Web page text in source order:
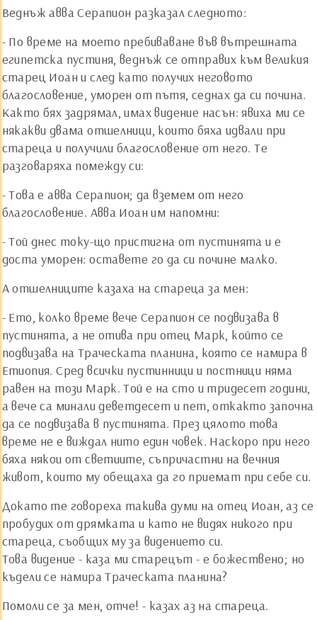
Веднъж авва Серапион разказал следното:
- По време на моето пребиваване във вътрешната
египетска пустиня, веднъж се отправих към великия
старец Иоан и след като получих неговото
благословение, уморен от пътя, седнах да си почина.
Както бях задрямал, имах видение насън: явиха ми се
някакви двама отшелници, които бяха идвали при
стареца и получили благословение от него. Те
разговаряха помежду си:
- Това е авва Серапион; да вземем от него
благословение. Авва Иоан им напомни:
- Той днес току-що пристигна от пустинята и е
доста уморен: оставете го да си почине малко.
А отшелниците казаха на стареца за мен:
- Ето, колко време вече Серапион се подвизава в
пустинята, а не отива при отец Марк, който се
подвизава на Траческата планина, която се намира в
Етиопия. Сред всички пустинници и постници няма
равен на този Марк. Той е на сто и тридесет години,
а вече са минали деветдесет и пет, откакто започна
да се подвизава в пустинята. През цялото това
време не е виждал нито един човек. Наскоро при него
бяха някои от светиите, съпричастни на вечния
живот, които му обещаха да го приемат при себе си.
Докато те говореха такива думи на отец Иоан, аз се
пробудих от дрямката и като не видях никого при
стареца, съобщих му за видението си.
Това видение - каза ми старецът - е божествено; но
къдели се намира Траческата планина?
Помоли се за мен, отче! - казах аз на стареца.